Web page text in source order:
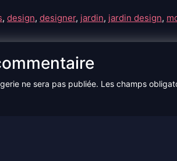
, design, designer, jardin, jardin design,
ne sera pas publiée. Les champs